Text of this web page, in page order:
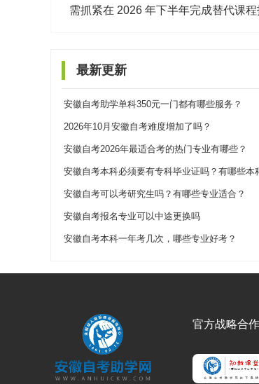
需抓紧在 2026 年下半年完成替代课程
最新更新
安徽自考助学单科350元一门都有哪些服务？
2026年10月安徽自考难度增加了吗？
安徽自考2026年最适合考的热门专业有哪些？
安徽自考本科必须要有专科毕业证吗？有哪些本
安徽自考可以考研究生吗？有哪些专业适合？
安徽自考报名专业可以中途更换吗
安徽自考本科一年考几次，哪些专业好考？
官方战略合